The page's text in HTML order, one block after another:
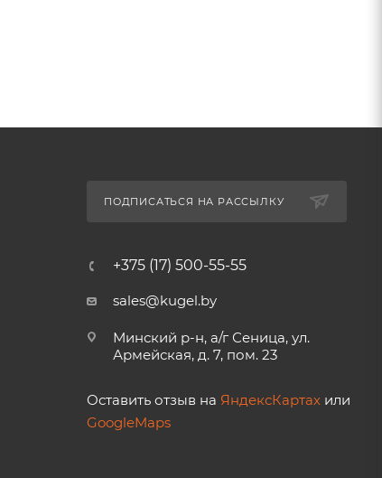
ПОДПИСАТЬСЯ НА РАССЫЛКУ
+375 (17) 500-55-55
sales@kugel.by
Минский р-н, а/г Сеница, ул.
Армейская, д. 7, пом. 23
Оставить отзыв на ЯндексКартахили
GoogleMaps